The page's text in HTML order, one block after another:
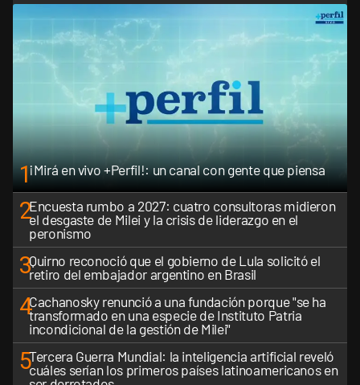
1¡Mirá en vivo +Perfil!: un canal con gente que piensa
2Encuesta rumbo a 2027: cuatro consultoras midieron
el desgaste de Milei y la crisis de liderazgo en el
peronismo
3Quirno reconoció que el gobierno de Lula solicitó el
retiro del embajador argentino en Brasil
4Cachanosky renunció a una fundación porque "se ha
transformado en una especie de Instituto Patria
incondicional de la gestión de Milei"
5Tercera Guerra Mundial: la inteligencia artificial reveló
cuáles serían los primeros países latinoamericanos en